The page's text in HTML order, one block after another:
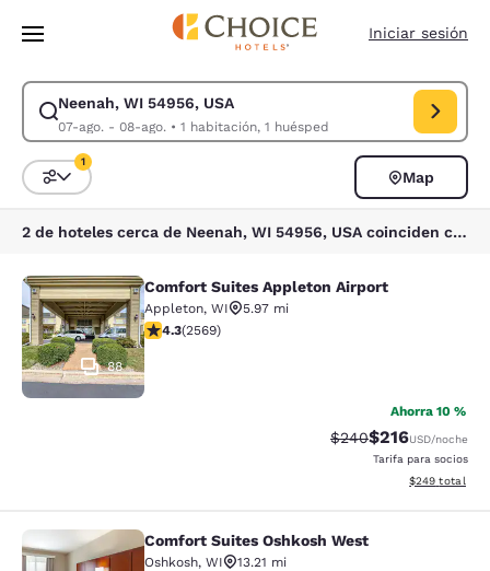
Pasar A Contenido Principal
Iniciar sesión
Neenah, WI 54956, USA
07-ago. - 08-ago.• 1 habitación, 1 huésped
Modificar la búsqueda de Neenah, WI 54956, USA. Fecha de check-in
Ordenar y filtrar
1
Map
2 de hoteles cerca de Neenah, WI 54956, USA coinciden con tus filtros
Comfort Suites Appleton Airport
88
Comfort Suites Appleton Airport
Appleton, WI
5.97 mi
calificación de 4.25 estrellas. Excelente. 2569 reseñas
4.3(2569)
Ahorra 10 %
Precio tachado:
$240Precio con
$216USD/noche
Tarifa para socios
Ver detalles
$249 total
Comfort Suites Oshkosh West
Comfort Suites Oshkosh West
Oshkosh, WI
13.21 mi